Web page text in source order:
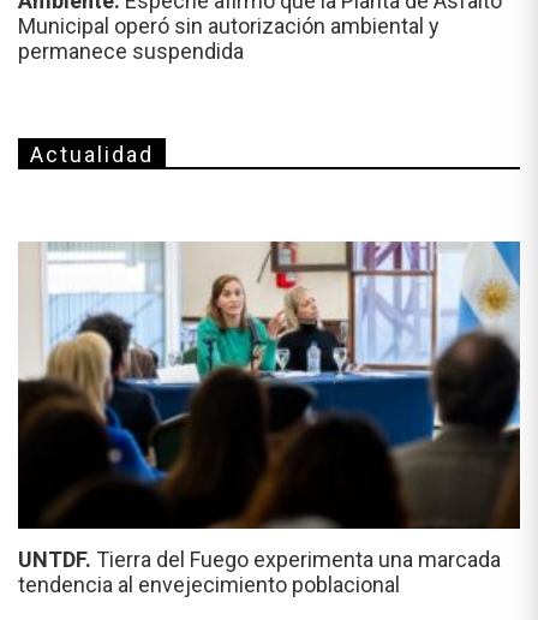
Municipal operó sin autorización ambiental y
permanece suspendida
Actualidad
UNTDF. Tierra del Fuego experimenta una marcada
tendencia al envejecimiento poblacional